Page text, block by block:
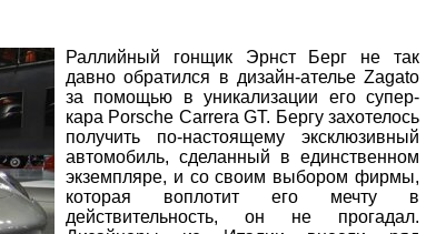
Раллийный гонщик Эрнст Берг не так
давно обратился в дизайн-ателье Zagato
за помощью в уникализации его супер-
кара Porsche Carrera GT. Бергу захотелось
получить по-настоящему эксклюзивный
автомобиль, сделанный в единственном
экземпляре, и со своим выбором фирмы,
которая воплотит его мечту в
действительность, он не прогадал.